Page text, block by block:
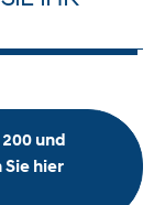
und
hier